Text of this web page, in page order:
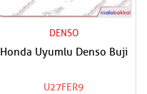
DENSO
Honda Uyumlu Denso Buji
U27FER9